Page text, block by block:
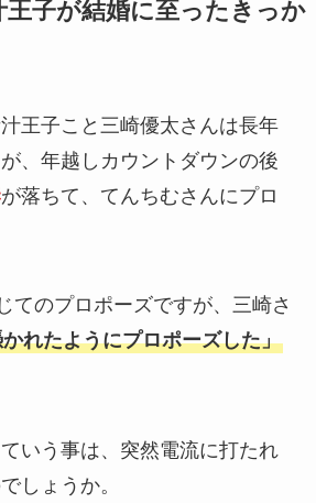
子が結婚に至ったきっか
王子こと三崎優太さんは長年
、年越しカウントダウンの後
が落ちて、てんちむさんにプロ
てのプロポーズですが、三崎さ
れたようにプロポーズした」
いう事は、突然電流に打たれ
しょうか。